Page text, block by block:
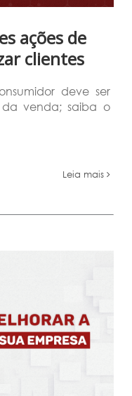
ações de
clientes
deve ser
venda; saiba o
Leia mais